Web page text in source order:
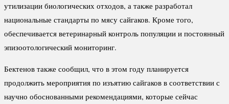
утилизации биологических отходов, а также разработал
национальные стандарты по мясу сайгаков. Кроме того,
обеспечивается ветеринарный контроль популяции и постоянный
эпизоотологический мониторинг.
Бектенов также сообщил, что в этом году планируется
продолжить мероприятия по изъятию сайгаков в соответствии с
научно обоснованными рекомендациями, которые сейчас